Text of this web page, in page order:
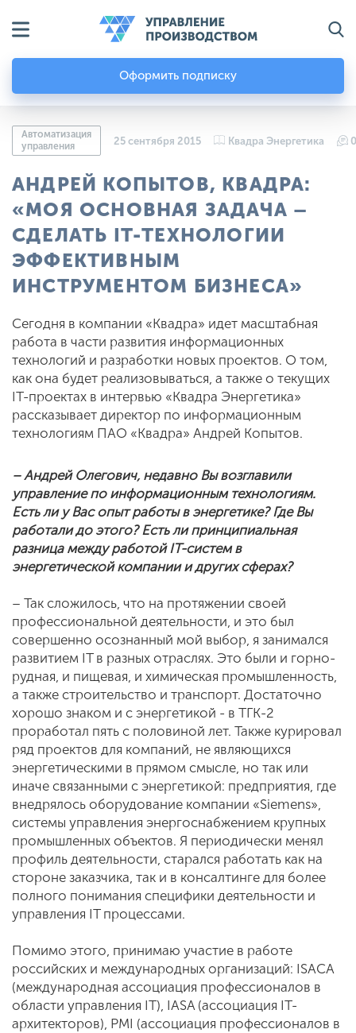
Оформить подписку
Автоматизация
управления
25 сентября 2015 Квадра Энергетика
АНДРЕЙ КОПЫТОВ, КВАДРА:
«МОЯ ОСНОВНАЯ ЗАДАЧА –
СДЕЛАТЬ IT-ТЕХНОЛОГИИ
ЭФФЕКТИВНЫМ
ИНСТРУМЕНТОМ БИЗНЕСА»
Сегодня в компании «Квадра» идет масштабная
работа в части развития информационных
технологий и разработки новых проектов. О том,
как она будет реализовываться, а также о текущих
IT-проектах в интервью «Квадра Энергетика»
рассказывает директор по информационным
технологиям ПАО «Квадра» Андрей Копытов.
– Андрей Олегович, недавно Вы возглавили
управление по информационным технологиям.
Есть ли у Вас опыт работы в энергетике? Где Вы
работали до этого? Есть ли принципиальная
разница между работой IT-систем в
энергетической компании и других сферах?
– Так сложилось, что на протяжении своей
профессиональной деятельности, и это был
совершенно осознанный мой выбор, я занимался
развитием IT в разных отраслях. Это были и горно-
рудная, и пищевая, и химическая промышленность,
а также строительство и транспорт. Достаточно
хорошо знаком и с энергетикой - в ТГК-2
проработал пять с половиной лет. Также курировал
ряд проектов для компаний, не являющихся
энергетическими в прямом смысле, но так или
иначе связанными с энергетикой: предприятия, где
внедрялось оборудование компании «Siemens»,
системы управления энергоснабжением крупных
промышленных объектов. Я периодически менял
профиль деятельности, старался работать как на
стороне заказчика, так и в консалтинге для более
полного понимания специфики деятельности и
управления IT процессами.
Помимо этого, принимаю участие в работе
российских и международных организаций: ISACA
(международная ассоциация профессионалов в
области управления IT), IASA (ассоциация IT-
архитекторов), PMI (ассоциация профессионалов в